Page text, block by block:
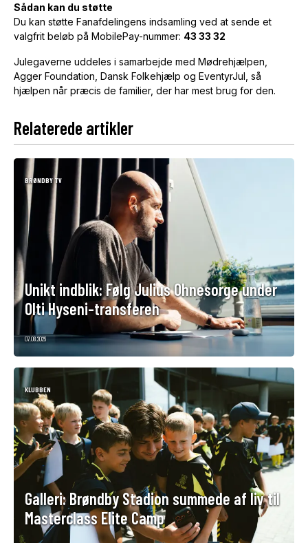
Sådan kan du støtte
Du kan støtte Fanafdelingens indsamling ved at sende et
valgfrit beløb på MobilePay-nummer: 43 33 32
Julegaverne uddeles i samarbejde med Mødrehjælpen,
Agger Foundation, Dansk Folkehjælp og EventyrJul, så
hjælpen når præcis de familier, der har mest brug for den.
Relaterede artikler
BRØNDBY TV
Unikt indblik: Følg Julius Ohnesorge under
Olti Hyseni-transferen
07.08.2026
KLUBBEN
Galleri: Brøndby Stadion summede af liv til
Masterclass Elite Camp